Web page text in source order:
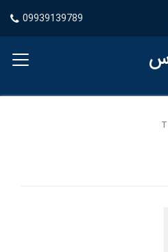
09939139789